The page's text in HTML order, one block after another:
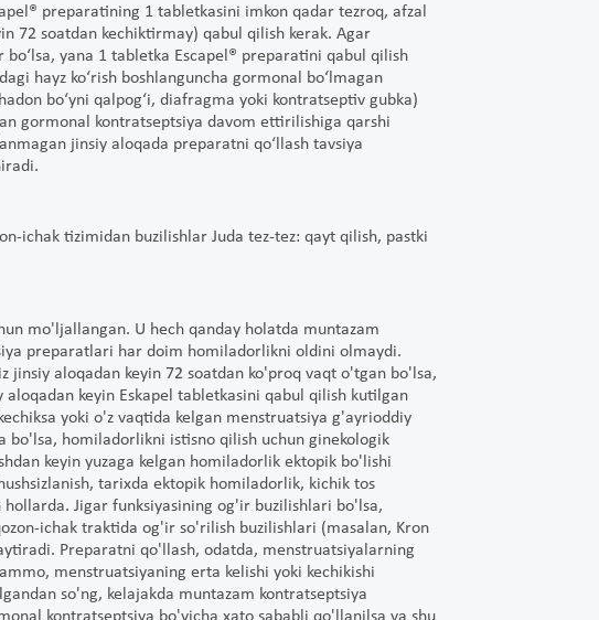
preparatining 1 tabletkasini imkon qadar tezroq, afzal
72 soatdan kechiktirmay) qabul qilish kerak. Agar
yana 1 tabletka Escapel® preparatini qabul qilish
hayz ko‘rish boshlanguncha gormonal bo‘lmagan
bo‘yni qalpog‘i, diafragma yoki kontratseptiv gubka)
gormonal kontratseptsiya davom ettirilishiga qarshi
jinsiy aloqada preparatni qo‘llash tavsiya
ichak tizimidan buzilishlar Juda tez-tez: qayt qilish, pastki
mo'ljallangan. U hech qanday holatda muntazam
preparatlari har doim homiladorlikni oldini olmaydi.
aloqadan keyin 72 soatdan ko'proq vaqt o'tgan bo'lsa,
keyin Eskapel tabletkasini qabul qilish kutilgan
yoki o'z vaqtida kelgan menstruatsiya g'ayrioddiy
bo'lsa, homiladorlikni istisno qilish uchun ginekologik
keyin yuzaga kelgan homiladorlik ektopik bo'lishi
tarixda ektopik homiladorlik, kichik tos
Jigar funksiyasining og'ir buzilishlari bo'lsa,
ichak traktida og'ir so'rilish buzilishlari (masalan, Kron
Preparatni qo'llash, odatda, menstruatsiyalarning
menstruatsiyaning erta kelishi yoki kechikishi
so'ng, kelajakda muntazam kontratseptsiya